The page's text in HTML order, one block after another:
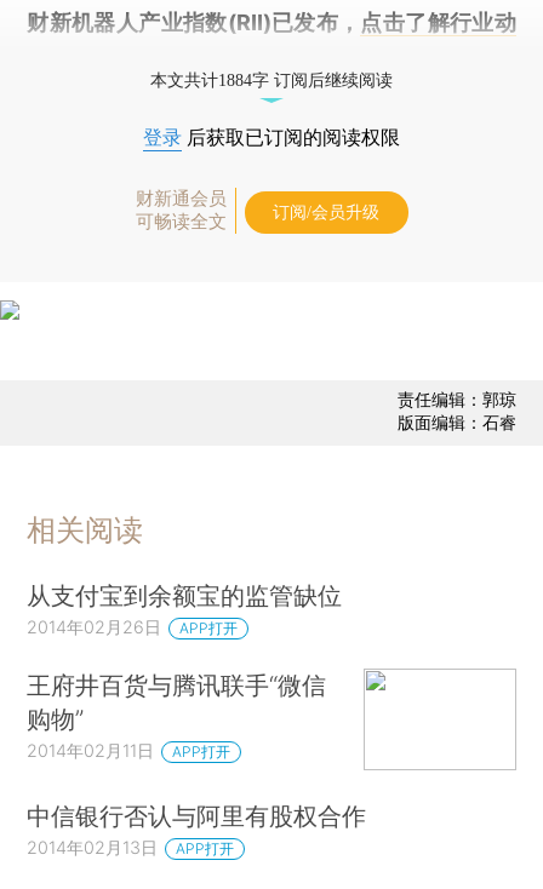
财新机器人产业指数(RII)已发布， 点击了解行业动
本文共计1884字 订阅后继续阅读
登录 后获取已订阅的阅读权限
财新通会员
可畅读全文
订阅/会员升级
责任编辑：郭琼
版面编辑：石睿
相关阅读
从支付宝到余额宝的监管缺位
2014年02月26日 APP打开
王府井百货与腾讯联手“微信
购物”
2014年02月11日 APP打开
中信银行否认与阿里有股权合作
2014年02月13日 APP打开